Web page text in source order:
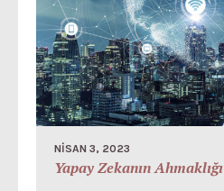
NISAN 3, 2023
Yapay Zekanın Ahmaklığı